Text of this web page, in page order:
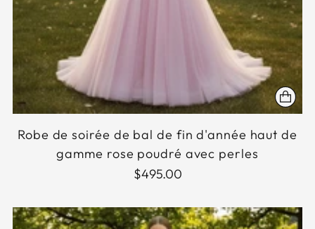
Robe de soirée de bal de fin d'année haut de
gamme rose poudré avec perles
$495.00